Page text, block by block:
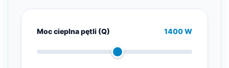
Moc cieplna pętli (Q) 1400 W